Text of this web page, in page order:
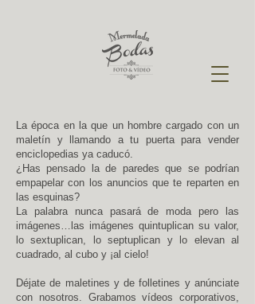
La época en la que un hombre cargado con un
maletín y llamando a tu puerta para vender
enciclopedias ya caducó.
¿Has pensado la de paredes que se podrían
empapelar con los anuncios que te reparten en
las esquinas?
La palabra nunca pasará de moda pero las
imágenes…las imágenes quintuplican su valor,
lo sextuplican, lo septuplican y lo elevan al
cuadrado, al cubo y ¡al cielo!​
Déjate de maletines y de folletines y anúnciate
con nosotros. Grabamos vídeos corporativos,